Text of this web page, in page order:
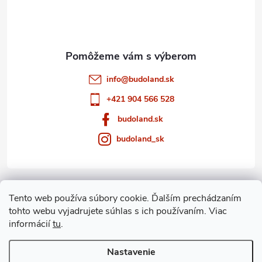
Tento web používa súbory cookie. Ďalším prechádzaním
tohto webu vyjadrujete súhlas s ich používaním. Viac
informáciítu.
Nastavenie
info@budoland.sk
+421 904 566 528
budoland.sk
budoland_sk
Informácie pre vás
Blog